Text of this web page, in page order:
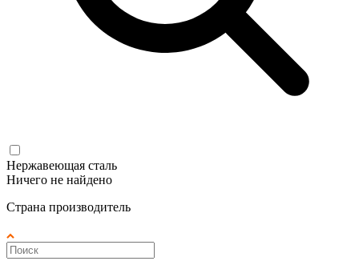
Нержавеющая сталь
Ничего не найдено
Страна производитель